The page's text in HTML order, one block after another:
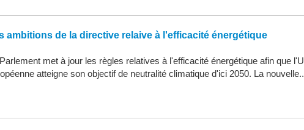
ambitions de la directive relaive à l'efficacité énergétique
met à jour les règles relatives à l'efficacité énergétique afin que
atteigne son objectif de neutralité climatique d'ici 2050. La